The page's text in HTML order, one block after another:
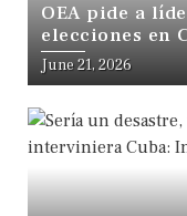
OEA pide a
elecciones en
June 21, 2026